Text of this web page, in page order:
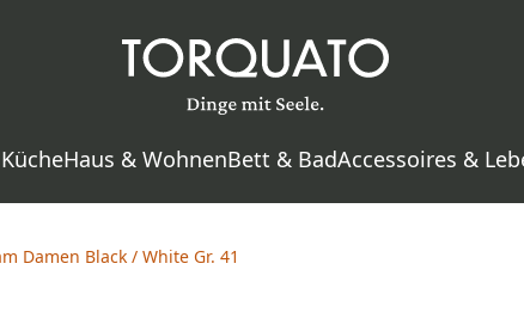
Haus & WohnenBett & BadAccessoires &
Damen Black / White Gr. 41